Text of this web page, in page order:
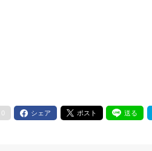
0 シェア ポスト 送る